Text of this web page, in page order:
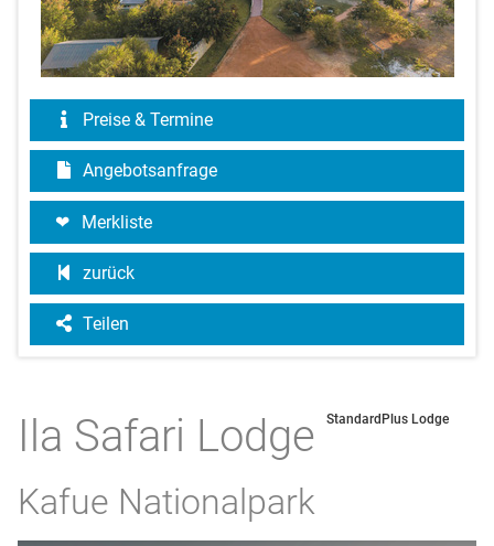
Preise & Termine
Angebotsanfrage
Merkliste
zurück
Teilen
Ila Safari Lodge StandardPlus Lodge
Kafue Nationalpark